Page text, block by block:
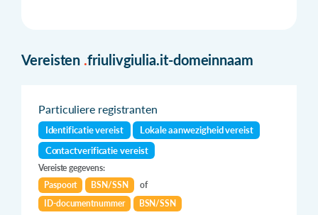
Vereisten .friulivgiulia.it-domeinnaam
Particuliere registranten
Identificatie vereist
Lokale aanwezigheid vereist
Contactverificatie vereist
Vereiste gegevens:
Paspoort
BSN/SSN
of
ID-documentnummer
BSN/SSN